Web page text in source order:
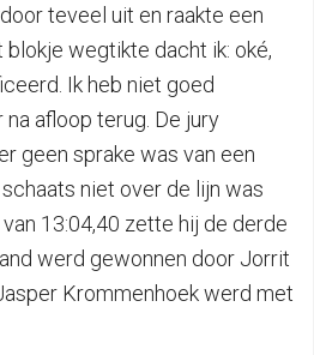
teveel uit en raakte een
blokje wegtikte dacht ik: oké,
Ik heb niet goed
afloop terug. De jury
geen sprake was van een
niet over de lijn was
13:04,40 zette hij de derde
werd gewonnen door Jorrit
Krommenhoek werd met